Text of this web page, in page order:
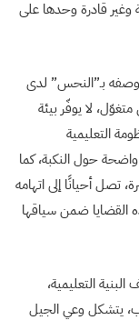
وغير قادرة وحدها على
بـ”النحس” لدى
لا يوفّر بيئة
التعليمية
حول النكبة، كما
تصل أحيانًا إلى اتهامه
القضايا ضمن سياقها
التعليمية،
يتشكل وعي الجيل